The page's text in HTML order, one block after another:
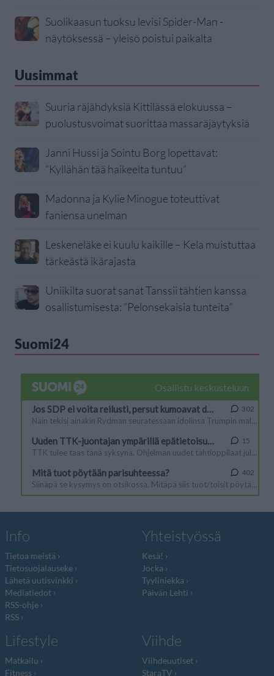
Suolikaasun tuoksu levisi Spider-Man -
näytöksessä – yleisö poistui paikalta
Uusimmat
Suuria räjähdyksiä Kittilässä elokuussa –
puolustusvoimat suorittaa massaräjäytyksiä
Janni Hussi ja Sointu Borg lopettavat:
”Kyllähän tää haikeelta tuntuu”
Madonna ja Kylie Minogue toteuttivat
faniensa unelman
Leskeneläke ei kuulu kaikille – Kela muistuttaa
tärkeästä ikärajasta
Uniikilta suorat sanat Tanssii tähtien kanssa
osallistumisesta: ”Pelonsekaisia tunteita”
Suomi24
Info
Tietoa meistä
Tietosuojalauseke
Lähetä uutisvinkki
Mediatiedot
RSS-ohje
RSS
Yhteistyössä
Kesä!
Jocka
Tyyliniekka
Päivän Lehti
Lifestyle
Matkailu
Fitness
Viihde
Viihdeuutiset
StaraTV